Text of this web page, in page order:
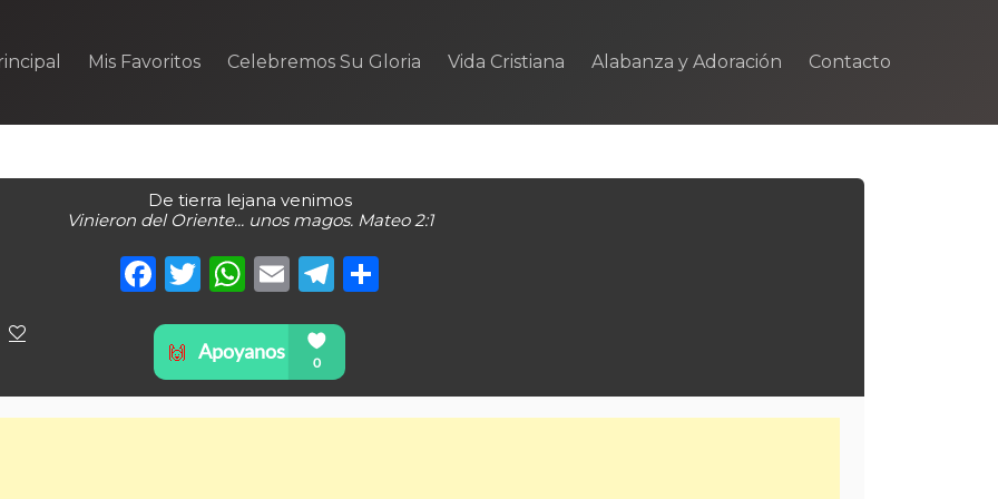
Mis Favoritos Celebremos Su Gloria Vida Cristiana Alabanza y Adoración Contacto
De tierra lejana venimos
Vinieron del Oriente... unos magos. Mateo 2:1
Facebook
Twitter
WhatsApp
EmailTelegram